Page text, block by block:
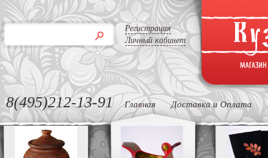
Регистрация
Личный кабинет
8(495)212-13-91 Главная Доставка и Оплата